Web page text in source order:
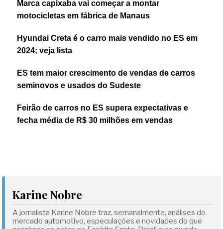
Marca capixaba vai começar a montar
motocicletas em fábrica de Manaus
Hyundai Creta é o carro mais vendido no ES em
2024; veja lista
ES tem maior crescimento de vendas de carros
seminovos e usados do Sudeste
Feirão de carros no ES supera expectativas e
fecha média de R$ 30 milhões em vendas
Karine Nobre
A jornalista Karine Nobre traz, semanalmente, análises do
mercado automotivo, especulações e novidades do que